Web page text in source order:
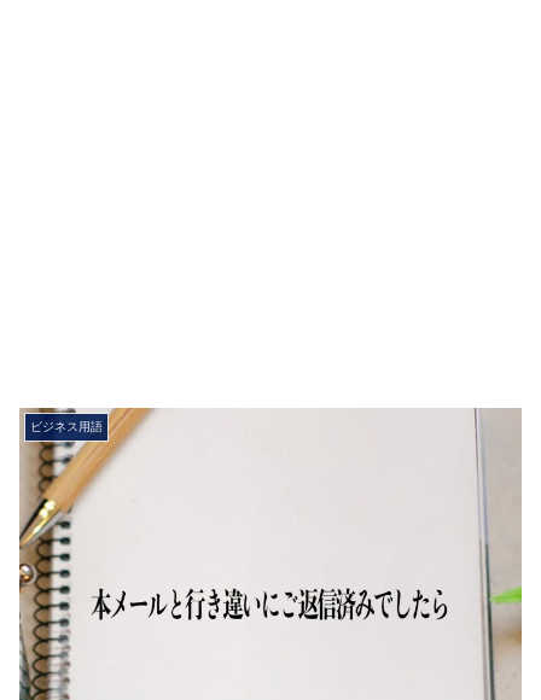
ビジネス用語